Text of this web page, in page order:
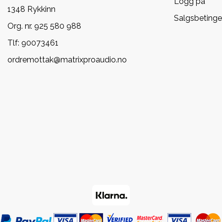
1348 Rykkinn
Org. nr. 925 580 988
Tlf: 90073461
ordremottak@matrixproaudio.no